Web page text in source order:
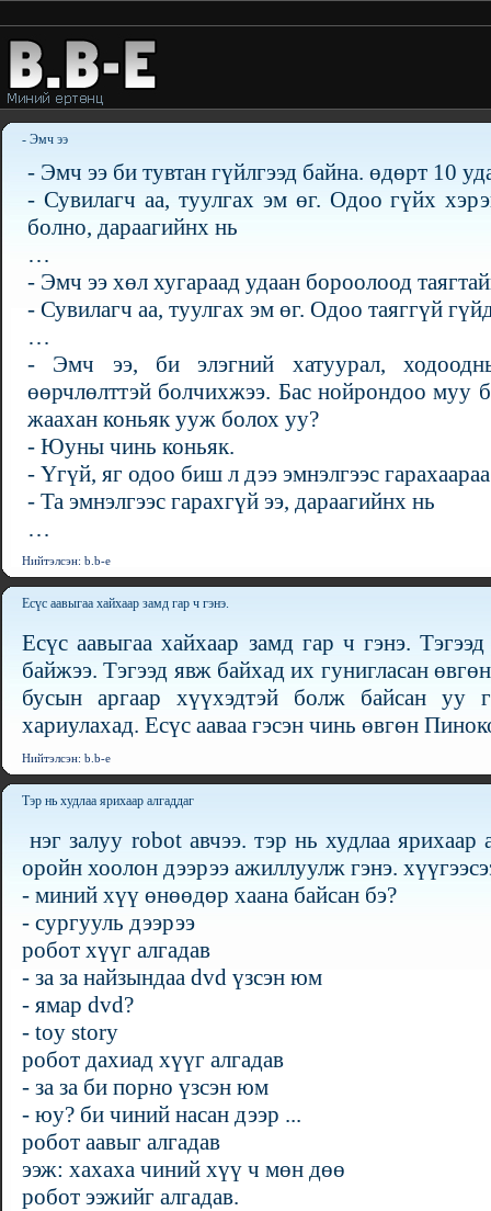
- Эмч ээ
- Эмч ээ би тувтан гүйлгээд байна. өдөрт 10
- Сувилагч аа, туулгах эм өг. Одоо гүйх
болно, дараагийнх нь
…
- Эмч ээ хөл хугараад удаан бороолоод
- Сувилагч аа, туулгах эм өг. Одоо таяггүй
…
- Эмч ээ, би элэгний хатуурал,
өөрчлөлттэй болчихжээ. Бас нойрондоо муу
жаахан коньяк ууж болох уу?
- Юуны чинь коньяк.
- Үгүй, яг одоо биш л дээ эмнэлгээс
- Та эмнэлгээс гарахгүй ээ, дараагийнх нь
…
Нийтэлсэн: b.b-e
Есүс аавыгаа хайхаар замд гар ч гэнэ.
Есүс аавыгаа хайхаар замд гар ч гэнэ.
байжээ. Тэгээд явж байхад их гунигласан
бусын аргаар хүүхэдтэй болж байсан уу
хариулахад. Есүс ааваа гэсэн чинь өвгөн
Нийтэлсэн: b.b-e
Тэр нь худлаа ярихаар алгаддаг
нэг залуу robot авчээ. тэр нь худлаа ярихаар
оройн хоолон дээрээ ажиллуулж гэнэ.
- миний хүү өнөөдөр хаана байсан бэ?
- сургууль дээрээ
робот хүүг алгадав
- за за найзындаа dvd үзсэн юм
- ямар dvd?
- toy story
робот дахиад хүүг алгадав
- за за би порно үзсэн юм
- юу? би чиний насан дээр ...
робот аавыг алгадав
ээж: хахаха чиний хүү ч мөн дөө
робот ээжийг алгадав.